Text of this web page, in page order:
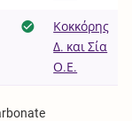
Κοκκόρης
Δ. και Σία
Ο.Ε.